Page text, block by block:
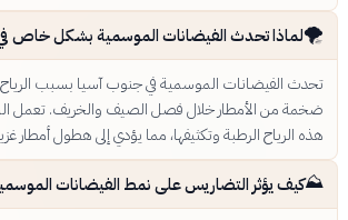
🌪️لماذا تحدث الفيضانات الموسمية بشكل خاص
تحدث الفيضانات الموسمية في جنوب آسيا بسبب الرياح
ضخمة من الأمطار خلال فصل الصيف والخريف. تعمل
هذه الرياح الرطبة وتكثيفها، مما يؤدي إلى هطول أمطار
⛰️كيف يؤثر التضاريس على نمط الفيضانات